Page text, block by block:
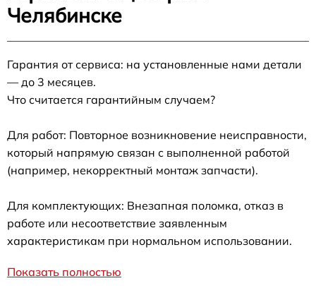
Челябинске
Гарантия от сервиса: на установленные нами детали
— до 3 месяцев.
Что считается гарантийным случаем?
Для работ: Повторное возникновение неисправности,
который напрямую связан с выполненной работой
(например, некорректный монтаж запчасти).
Для комплектующих: Внезапная поломка, отказ в
работе или несоответствие заявленным
характеристикам при нормальном использовании.
Показать полностью